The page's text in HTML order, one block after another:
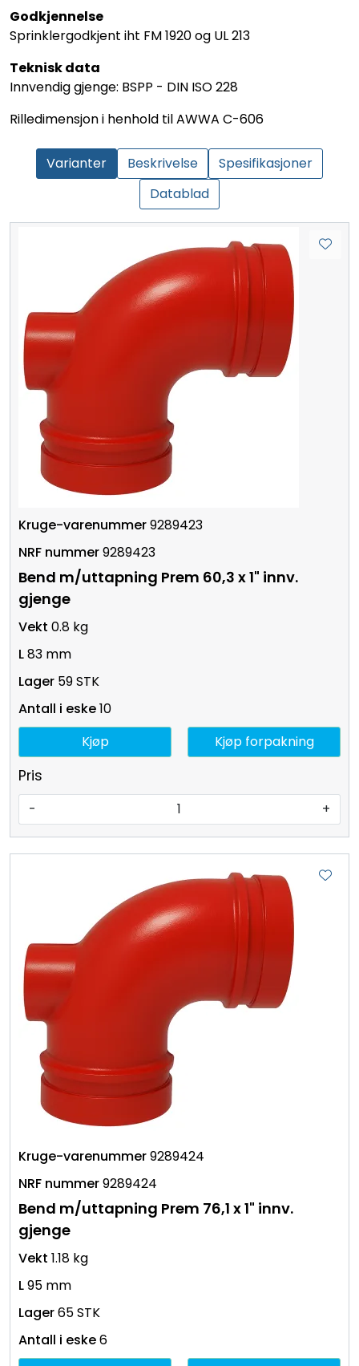
Godkjennelse
Sprinklergodkjent iht FM 1920 og UL 213
Teknisk data
Innvendig gjenge: BSPP - DIN ISO 228
Rilledimensjon i henhold til AWWA C-606
Varianter Beskrivelse
Spesifikasjoner
Datablad
9289423
9289423
Bend m/uttapning Prem 60,3 x 1" innv.
gjenge
0.8 kg
83 mm
59 STK
10
Pris
- +
Kjøp Kjøp forpakning
9289424
9289424
Bend m/uttapning Prem 76,1 x 1" innv.
gjenge
1.18 kg
95 mm
65 STK
6